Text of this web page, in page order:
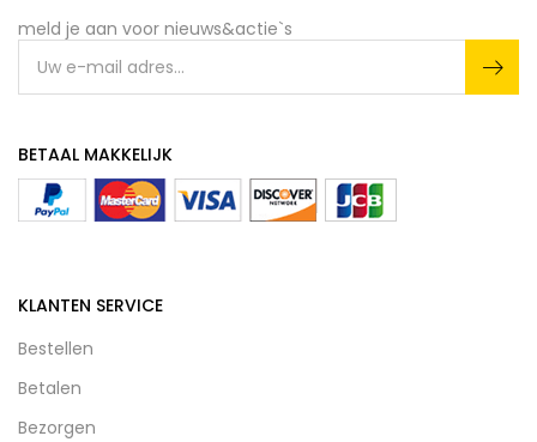
meld je aan voor nieuws&actie`s
BETAAL MAKKELIJK
KLANTEN SERVICE
Bestellen
Betalen
Bezorgen